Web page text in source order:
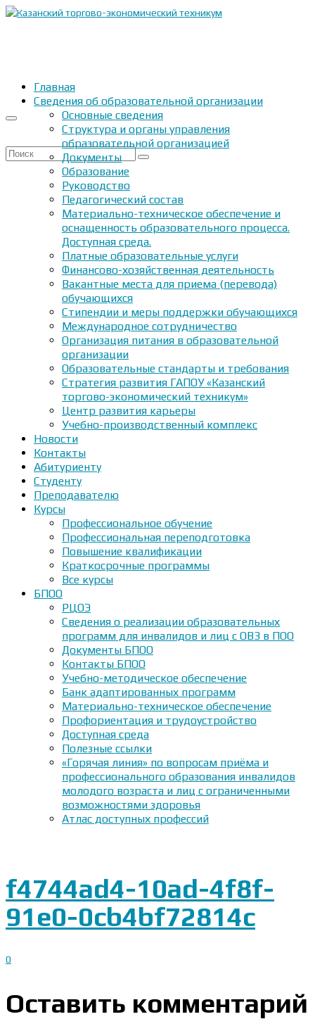
Искать:
Главная
Сведения об образовательной организации
Основные сведения
Структура и органы управления
образовательной организацией
Документы
Образование
Руководство
Педагогический состав
Материально-техническое обеспечение и
оснащенность образовательного процесса.
Доступная среда.
Платные образовательные услуги
Финансово-хозяйственная деятельность
Вакантные места для приема (перевода)
обучающихся
Стипендии и меры поддержки обучающихся
Международное сотрудничество
Организация питания в образовательной
организации
Образовательные стандарты и требования
Стратегия развития ГАПОУ «Казанский
торгово-экономический техникум»
Центр развития карьеры
Учебно-производственный комплекс
Новости
Контакты
Абитуриенту
Студенту
Преподавателю
Курсы
Профессиональное обучение
Профессиональная переподготовка
Повышение квалификации
Краткосрочные программы
Все курсы
БПОО
РЦОЭ
Сведения о реализации образовательных
программ для инвалидов и лиц с ОВЗ в ПОО
Документы БПОО
Контакты БПОО
Учебно-методическое обеспечение
Банк адаптированных программ
Материально-техническое обеспечение
Профориентация и трудоустройство
Доступная среда
Полезные ссылки
«Горячая линия» по вопросам приёма и
профессионального образования инвалидов
молодого возраста и лиц с ограниченными
возможностями здоровья
Атлас доступных профессий
f4744ad4-10ad-4f8f-
91e0-0cb4bf72814c
0
Оставить комментарий